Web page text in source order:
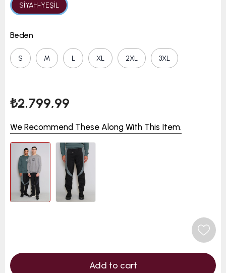
SİYAH-YEŞİL
Beden
S M L XL 2XL 3XL
₺2.799,99
We Recommend These Along With This Item.